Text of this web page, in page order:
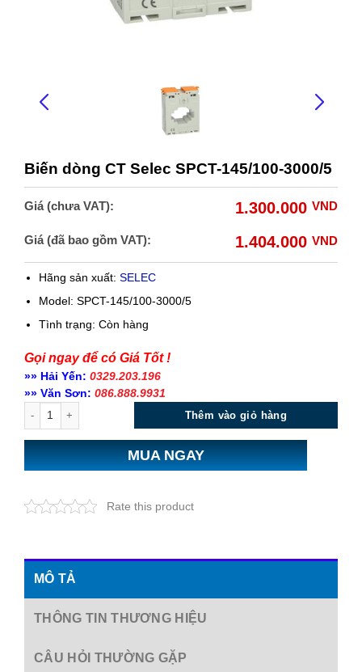
Biến dòng CT Selec SPCT-145/100-3000/5
Giá (chưa VAT): 1.300.000 VND
Giá (đã bao gồm VAT): 1.404.000 VND
Hãng sản xuất: SELEC
Model: SPCT-145/100-3000/5
Tình trạng: Còn hàng
Gọi ngay để có Giá Tốt !
»» Hải Yến: 0329.203.196
»» Văn Sơn: 086.888.9931
Thêm vào giỏ hàng
MUA NGAY
Rate this product
MÔ TẢ
THÔNG TIN THƯƠNG HIỆU
CÂU HỎI THƯỜNG GẶP